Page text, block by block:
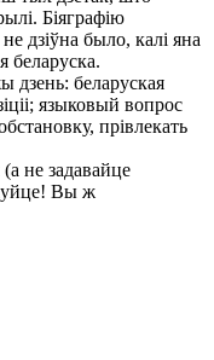
Біяграфію
дзіўна было, калі яна
беларуска.
дзень: беларуская
языковый вопрос
прівлекать
не задавайце
Вы ж